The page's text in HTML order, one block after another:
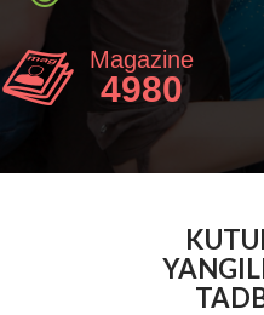
Magazine
4980